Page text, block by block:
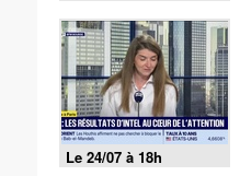
Le 24/07 à 18h